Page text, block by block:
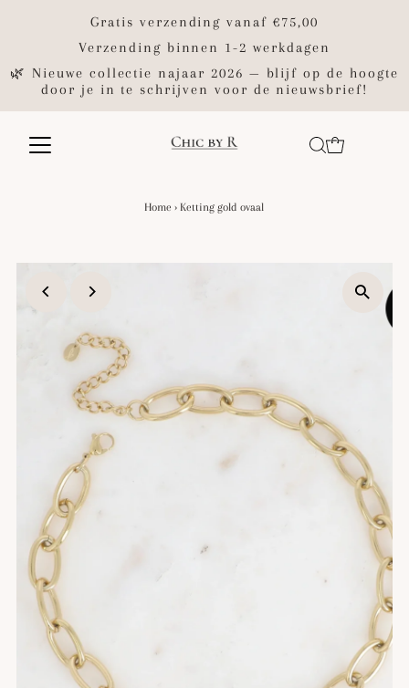
Gratis verzending vanaf €75,00
Verzending binnen 1-2 werkdagen
🌿 Nieuwe collectie najaar 2026 — blijf op de hoogte
door je in te schrijven voor de nieuwsbrief!
Home › Ketting gold ovaal